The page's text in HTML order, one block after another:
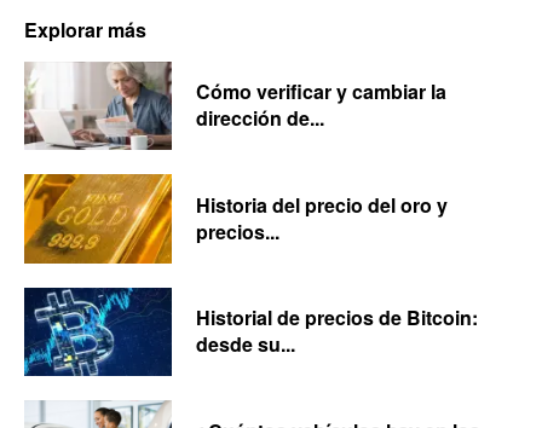
Explorar más
Cómo verificar y cambiar la
dirección de...
Historia del precio del oro y
precios...
Historial de precios de Bitcoin:
desde su...